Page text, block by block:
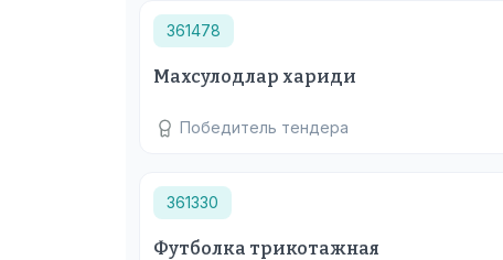
361478
Махсулодлар хариди
Победитель тендера
361330
Футболка трикотажная